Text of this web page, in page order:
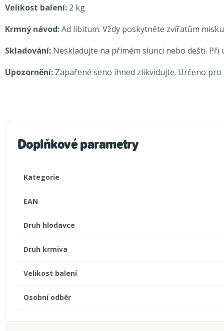
Velikost balení: 2 kg
Krmný návod:Ad libitum. Vždy poskytněte zvířatům
Skladování: Neskladujte na přímém slunci nebo dešti.
Upozornění: Zapařené seno ihned zlikvidujte. Určeno pro
Doplňkové parametry
Kategorie
EAN
Druh hlodavce
Druh krmiva
Velikost balení
Osobní odběr